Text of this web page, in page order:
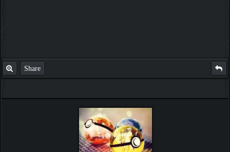
Share